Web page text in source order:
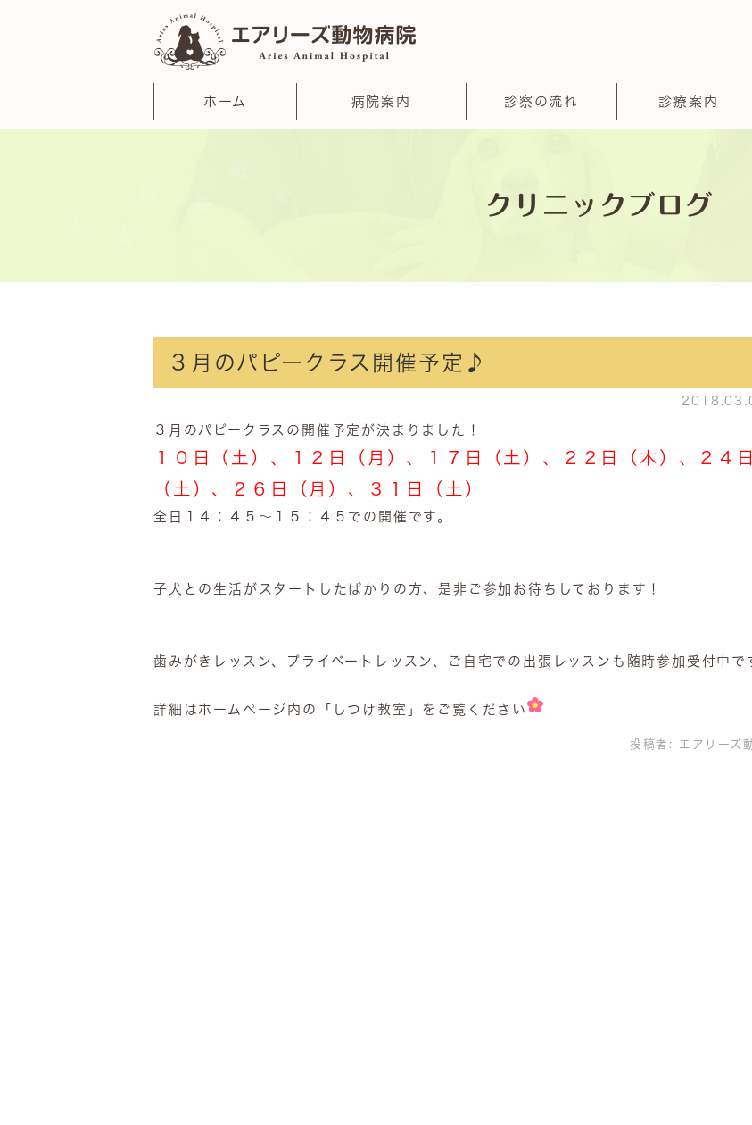
ホーム 病院案内 診察の流れ 診療案内
クリニックブログ
３月のパピークラス開催予定♪
３月のパピークラスの開催予定が決まりました！
１０日（土）、１２日（月）、１７日（土）、２２日（木）、２４日
（土）、２６日（月）、３１日（土）
全日１４：４５～１５：４５での開催です。
子犬との生活がスタートしたばかりの方、是非ご参加お待ちしております！
歯みがきレッスン、プライベートレッスン、ご自宅での出張レッスンも随時参加受付中で
詳細はホームページ内の「しつけ教室」をご覧ください
投稿者: エアリーズ